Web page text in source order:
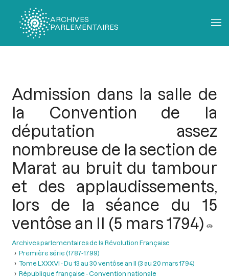
ARCHIVES
PARLEMENTAIRES
Admission dans la salle de
la Convention de la
députation assez
nombreuse de la section de
Marat au bruit du tambour
et des applaudissements,
lors de la séance du 15
ventôse an II (5 mars 1794)
Archives parlementaires de la Révolution Française
Première série (1787-1799)
Tome LXXXVI - Du 13 au 30 ventôse an II (3 au 20 mars 1794)
République française - Convention nationale